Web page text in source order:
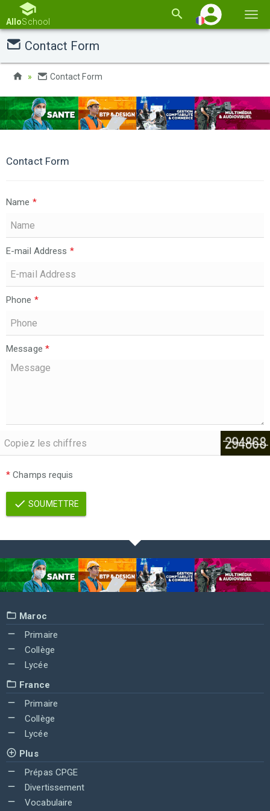
la
AlloSchool
Contact Form
Contact Form
Contact Form
Name *
E-mail Address *
Phone *
Message *
* Champs requis
SOUMETTRE
Maroc
Primaire
Collège
Lycée
France
Primaire
Collège
Lycée
Plus
Prépas CPGE
Divertissement
Vocabulaire